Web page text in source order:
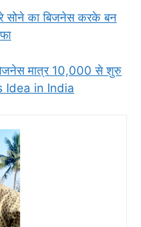
का बिजनेस करके बन
मात्र 10,000 से शुरु
Idea in India